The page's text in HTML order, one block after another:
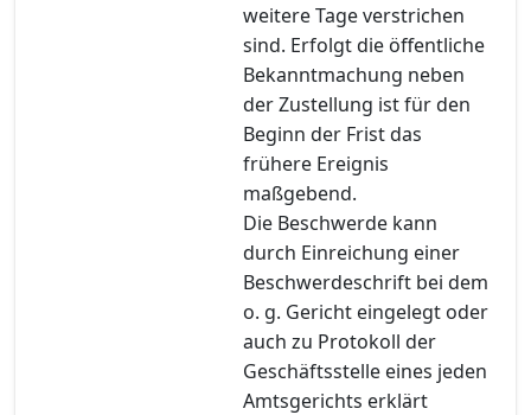
weitere Tage verstrichen
sind. Erfolgt die öffentliche
Bekanntmachung neben
der Zustellung ist für den
Beginn der Frist das
frühere Ereignis
maßgebend.
Die Beschwerde kann
durch Einreichung einer
Beschwerdeschrift bei dem
o. g. Gericht eingelegt oder
auch zu Protokoll der
Geschäftsstelle eines jeden
Amtsgerichts erklärt